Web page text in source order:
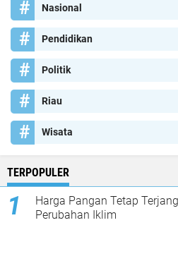
Nasional
Pendidikan
Politik
Riau
Wisata
TERPOPULER
Harga Pangan Tetap
Perubahan Iklim